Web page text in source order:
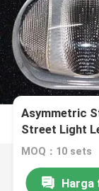
Asymmetric
Street Light
MOQ：10 sets
Harga